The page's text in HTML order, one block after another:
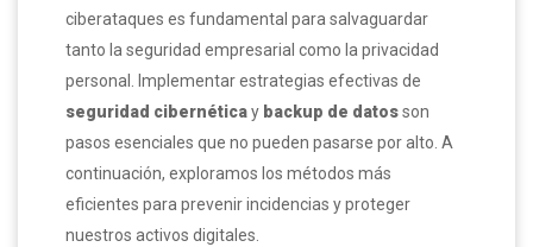
ciberataques es fundamental para salvaguardar
tanto la seguridad empresarial como la privacidad
personal. Implementar estrategias efectivas de
seguridad cibernéticay backup de datosson
pasos esenciales que no pueden pasarse por alto. A
continuación, exploramos los métodos más
eficientes para prevenir incidencias y proteger
nuestros activos digitales.